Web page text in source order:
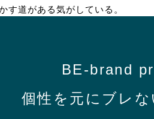
す道がある気がしている。
BE-brand
個性を元にブレな